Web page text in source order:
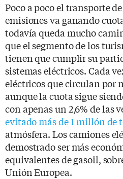
Poco a poco el transporte
emisiones va ganando
todavía queda mucho
que el segmento de los
tienen que cumplir su
sistemas eléctricos. Cada
eléctricos que circulan por
aunque la cuota sigue
con apenas un 2,6% de las
evitado más de 1 millón de
atmósfera. Los camiones
demostrado ser más
equivalentes de gasoil,
Unión Europea.